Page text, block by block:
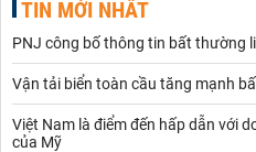
TIN MỚI NHẤT
PNJ công bố thông tin bất thường
Vận tải biển toàn cầu tăng mạnh
Việt Nam là điểm đến hấp dẫn với
của Mỹ